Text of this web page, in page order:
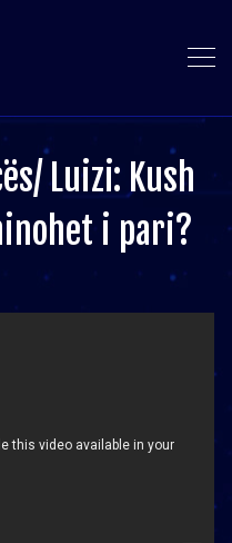
Luizi: Kush
i pari?